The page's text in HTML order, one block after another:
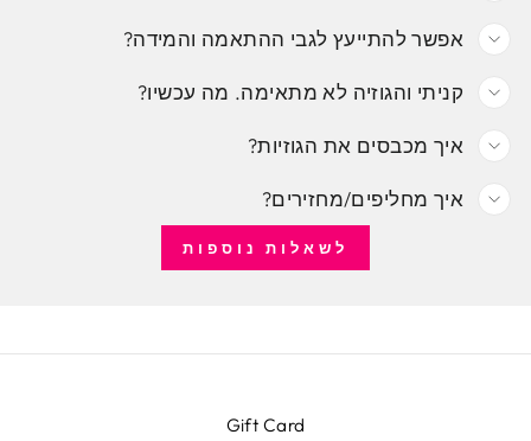
אפשר להתייעץ לגבי ההתאמה והמידה?
קניתי והגוזיה לא מתאימה. מה עכשיו?
איך מכבסים את הגוזיות?
איך מחליפים/מחזירים?
לשאלות נוספות
Gift Card